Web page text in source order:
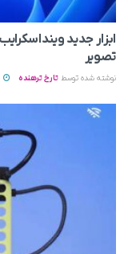
ابزار جدید
تصویر
نوشته شده توسط تارخ ترهنده